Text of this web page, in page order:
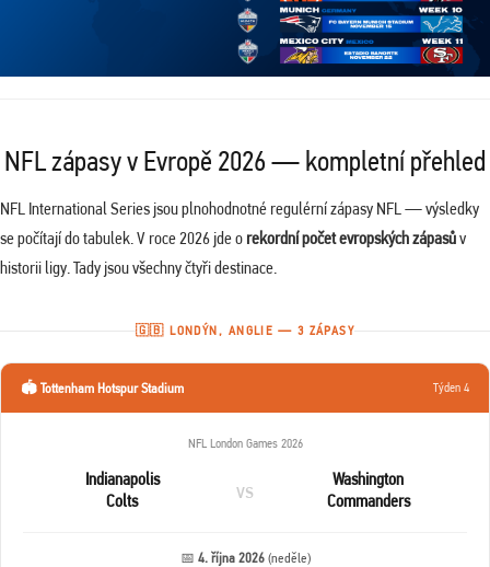
NFL zápasy v Evropě 2026 — kompletní přehled
NFL International Series jsou plnohodnotné regulérní zápasy NFL — výsledky
se počítají do tabulek. V roce 2026 jde o rekordní počet evropských zápasův
historii ligy. Tady jsou všechny čtyři destinace.
🇬🇧 LONDÝN, ANGLIE — 3 ZÁPASY
🏟️ Tottenham Hotspur Stadium Týden 4
NFL London Games 2026
Indianapolis
Colts
vs
Washington
Commanders
📅 4. října 2026(neděle)